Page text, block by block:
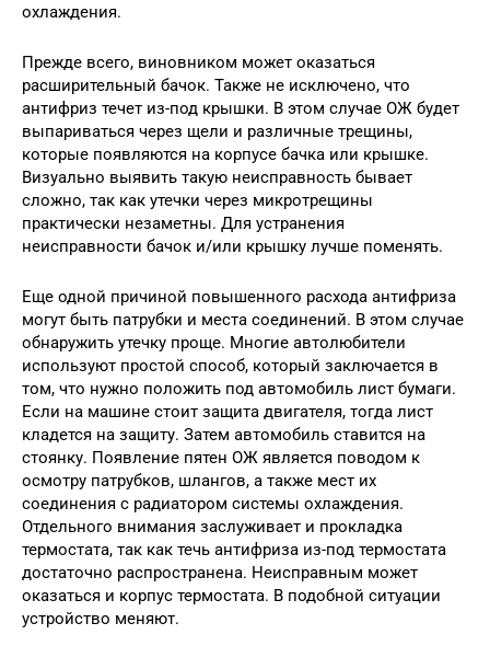
охлаждения.
Прежде всего, виновником может оказаться
расширительный бачок. Также не исключено, что
антифриз течет из-под крышки. В этом случае ОЖ будет
выпариваться через щели и различные трещины,
которые появляются на корпусе бачка или крышке.
Визуально выявить такую неисправность бывает
сложно, так как утечки через микротрещины
практически незаметны. Для устранения
неисправности бачок и/или крышку лучше поменять.
Еще одной причиной повышенного расхода антифриза
могут быть патрубки и места соединений. В этом случае
обнаружить утечку проще. Многие автолюбители
используют простой способ, который заключается в
том, что нужно положить под автомобиль лист бумаги.
Если на машине стоит защита двигателя, тогда лист
кладется на защиту. Затем автомобиль ставится на
стоянку. Появление пятен ОЖ является поводом к
осмотру патрубков, шлангов, а также мест их
соединения с радиатором системы охлаждения.
Отдельного внимания заслуживает и прокладка
термостата, так как течь антифриза из-под термостата
достаточно распространена. Неисправным может
оказаться и корпус термостата. В подобной ситуации
устройство меняют.